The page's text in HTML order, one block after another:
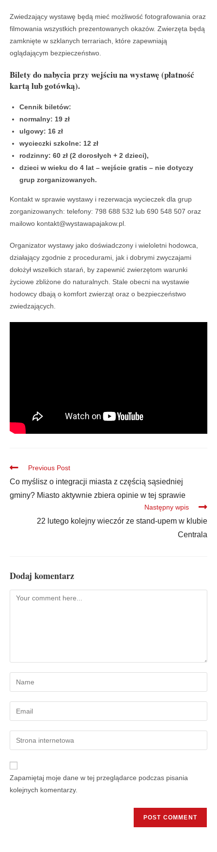
Zwiedzający wystawę będą mieć możliwość fotografowania oraz
filmowania wszystkich prezentowanych okazów. Zwierzęta będą
zamknięte w szklanych terrariach, które zapewniają
oglądającym bezpieczeństwo.
Bilety do nabycia przy wejściu na wystawę (płatność
kartą lub gotówką).
Cennik biletów:
normalny: 19 zł
ulgowy: 16 zł
wycieczki szkolne: 12 zł
rodzinny: 60 zł (2 dorosłych + 2 dzieci),
dzieci w wieku do 4 lat – wejście gratis – nie dotyczy
grup zorganizowanych.
Kontakt w sprawie wystawy i rezerwacja wycieczek dla grup
zorganizowanych: telefony: 798 688 532 lub 690 548 507 oraz
mailowo kontakt@wystawapajakow.pl.
Organizator wystawy jako doświadczony i wieloletni hodowca,
działający zgodnie z procedurami, jak i dobrymi zwyczajami
dołożył wszelkich starań, by zapewnić zwierzętom warunki
życiowe zbliżone do naturalnych. Stale obecni na wystawie
hodowcy dbają o komfort zwierząt oraz o bezpieczeństwo
zwiedzających.
Previous Post
Co myślisz o integracji miasta z częścią sąsiedniej
gminy? Miasto aktywnie zbiera opinie w tej sprawie
Następny wpis
22 lutego kolejny wieczór ze stand-upem w klubie
Centrala
Dodaj komentarz
Zapamiętaj moje dane w tej przeglądarce podczas pisania
kolejnych komentarzy.